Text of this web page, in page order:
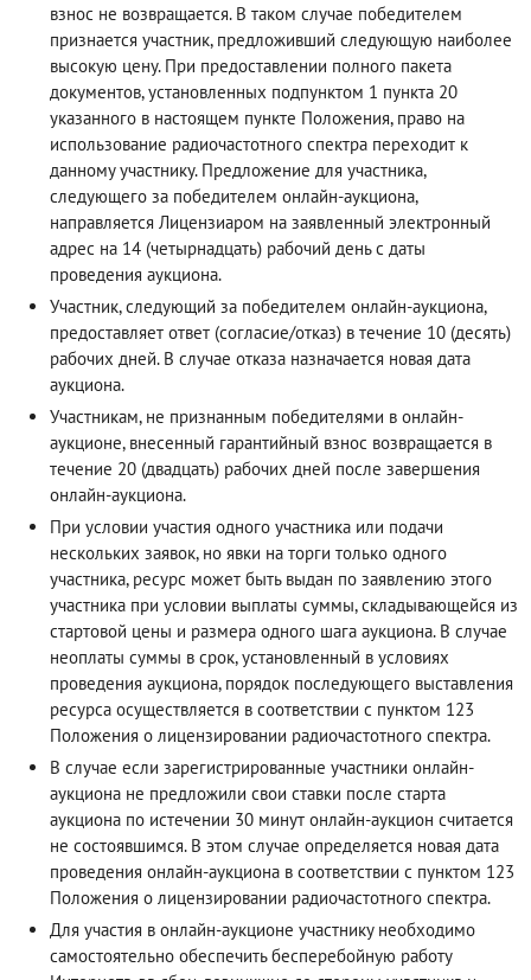
взнос не возвращается. В таком случае победителем
признается участник, предложивший следующую наиболее
высокую цену. При предоставлении полного пакета
документов, установленных подпунктом 1 пункта 20
указанного в настоящем пункте Положения, право на
использование радиочастотного спектра переходит к
данному участнику. Предложение для участника,
следующего за победителем онлайн-аукциона,
направляется Лицензиаром на заявленный электронный
адрес на 14 (четырнадцать) рабочий день с даты
проведения аукциона.
Участник, следующий за победителем онлайн-аукциона,
предоставляет ответ (согласие/отказ) в течение 10 (десять)
рабочих дней. В случае отказа назначается новая дата
аукциона.
Участникам, не признанным победителями в онлайн-
аукционе, внесенный гарантийный взнос возвращается в
течение 20 (двадцать) рабочих дней после завершения
онлайн-аукциона.
При условии участия одного участника или подачи
нескольких заявок, но явки на торги только одного
участника, ресурс может быть выдан по заявлению этого
участника при условии выплаты суммы, складывающейся из
стартовой цены и размера одного шага аукциона. В случае
неоплаты суммы в срок, установленный в условиях
проведения аукциона, порядок последующего выставления
ресурса осуществляется в соответствии с пунктом 123
Положения о лицензировании радиочастотного спектра.
В случае если зарегистрированные участники онлайн-
аукциона не предложили свои ставки после старта
аукциона по истечении 30 минут онлайн-аукцион считается
не состоявшимся. В этом случае определяется новая дата
проведения онлайн-аукциона в соответствии с пунктом 123
Положения о лицензировании радиочастотного спектра.
Для участия в онлайн-аукционе участнику необходимо
самостоятельно обеспечить бесперебойную работу